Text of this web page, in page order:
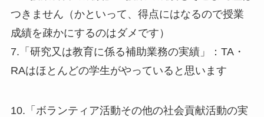
つきません（かといって、得点にはなるので授業
成績を疎かにするのはダメです）
7.「研究又は教育に係る補助業務の実績」：TA・
RAはほとんどの学生がやっていると思います
10.「ボランティア活動その他の社会貢献活動の実